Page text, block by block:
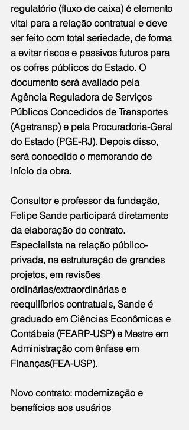
regulatório (fluxo de caixa) é elemento
vital para a relação contratual e deve
ser feito com total seriedade, de forma
a evitar riscos e passivos futuros para
os cofres públicos do Estado. O
documento será avaliado pela
Agência Reguladora de Serviços
Públicos Concedidos de Transportes
(Agetransp) e pela Procuradoria-Geral
do Estado (PGE-RJ). Depois disso,
será concedido o memorando de
início da obra.
Consultor e professor da fundação,
Felipe Sande participará diretamente
da elaboração do contrato.
Especialista na relação público-
privada, na estruturação de grandes
projetos, em revisões
ordinárias/extraordinárias e
reequilíbrios contratuais, Sande é
graduado em Ciências Econômicas e
Contábeis (FEARP-USP) e Mestre em
Administração com ênfase em
Finanças(FEA-USP).
Novo contrato: modernização e
benefícios aos usuários